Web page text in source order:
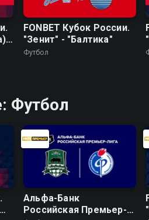
-
FONBET Кубок России.
"Зенит" - "Балтика"
Футбол
Футбол
Альфа-Банк
Российская Премьер-